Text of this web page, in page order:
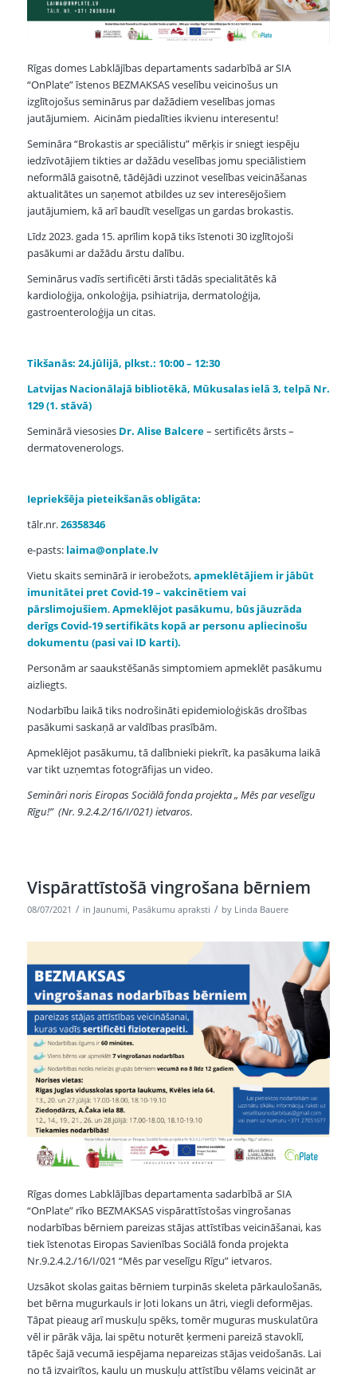
Rīgas domes Labklājības departaments sadarbībā ar SIA
“OnPlate” īstenos BEZMAKSAS veselību veicinošus un
izglītojošus seminārus par dažādiem veselības jomas
jautājumiem. Aicinām piedalīties ikvienu interesentu!
Semināra “Brokastis ar speciālistu” mērķis ir sniegt iespēju
iedzīvotājiem tikties ar dažādu veselības jomu speciālistiem
neformālā gaisotnē, tādējādi uzzinot veselības veicināšanas
aktualitātes un saņemot atbildes uz sev interesējošiem
jautājumiem, kā arī baudīt veselīgas un gardas brokastis.
Līdz 2023. gada 15. aprīlim kopā tiks īstenoti 30 izglītojoši
pasākumi ar dažādu ārstu dalību.
Seminārus vadīs sertificēti ārsti tādās specialitātēs kā
kardioloģija, onkoloģija, psihiatrija, dermatoloģija,
gastroenteroloģija un citas.
Tikšanās: 24.jūlijā, plkst.: 10:00 – 12:30
Latvijas Nacionālajā bibliotēkā, Mūkusalas ielā 3, telpā Nr.
129 (1. stāvā)
Seminārā viesosies Dr. Alise Balcere– sertificēts ārsts –
dermatovenerologs.
Iepriekšēja pieteikšanās obligāta:
tālr.nr.26358346
e-pasts: laima@onplate.lv
Vietu skaits seminārā ir ierobežots,apmeklētājiem ir jābūt
imunitātei pret Covid-19 – vakcinētiem vai
pārslimojušiem.Apmeklējot pasākumu, būs jāuzrāda
derīgs Covid-19 sertifikāts kopā ar personu apliecinošu
dokumentu (pasi vai ID karti).
Personām ar saaukstēšanās simptomiem apmeklēt pasākumu
aizliegts.
Nodarbību laikā tiks nodrošināti epidemioloģiskās drošības
pasākumi saskaņā ar valdības prasībām.
Apmeklējot pasākumu, tā dalībnieki piekrīt, ka pasākuma laikā
var tikt uzņemtas fotogrāfijas un video.
Semināri noris Eiropas Sociālā fonda projekta „ Mēs par veselīgu
Rīgu!” (Nr. 9.2.4.2/16/I/021) ietvaros.
Vispārattīstošā vingrošana bērniem
08/07/2021 / in Jaunumi, Pasākumu apraksti / by Linda Bauere
Rīgas domes Labklājības departamenta sadarbībā ar SIA
“OnPlate” rīko BEZMAKSAS vispārattīstošas vingrošanas
nodarbības bērniem pareizas stājas attīstības veicināšanai, kas
tiek īstenotas Eiropas Savienības Sociālā fonda projekta
Nr.9.2.4.2./16/I/021 “Mēs par veselīgu Rīgu” ietvaros.
Uzsākot skolas gaitas bērniem turpinās skeleta pārkaulošanās,
bet bērna mugurkauls ir ļoti lokans un ātri, viegli deformējas.
Tāpat pieaug arī muskuļu spēks, tomēr muguras muskulatūra
vēl ir pārāk vāja, lai spētu noturēt ķermeni pareizā stavoklī,
tāpēc šajā vecumā iespējama nepareizas stājas veidošanās. Lai
no tā izvairītos, kaulu un muskuļu attīstību vēlams veicināt ar